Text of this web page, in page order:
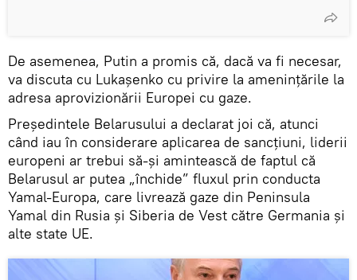
De asemenea, Putin a promis că, dacă va fi necesar,
va discuta cu Lukașenko cu privire la amenințările la
adresa aprovizionării Europei cu gaze.
Președintele Belarusului a declarat joi că, atunci
când iau în considerare aplicarea de sancțiuni, liderii
europeni ar trebui să-și amintească de faptul că
Belarusul ar putea „închide” fluxul prin conducta
Yamal-Europa, care livrează gaze din Peninsula
Yamal din Rusia și Siberia de Vest către Germania și
alte state UE.